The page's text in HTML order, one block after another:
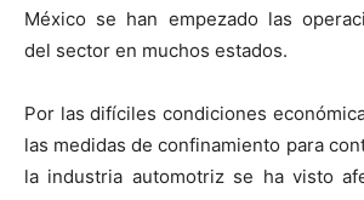
México se han empezado las
del sector en muchos estados.
Por las difíciles condiciones
las medidas de confinamiento para
la industria automotriz se ha visto